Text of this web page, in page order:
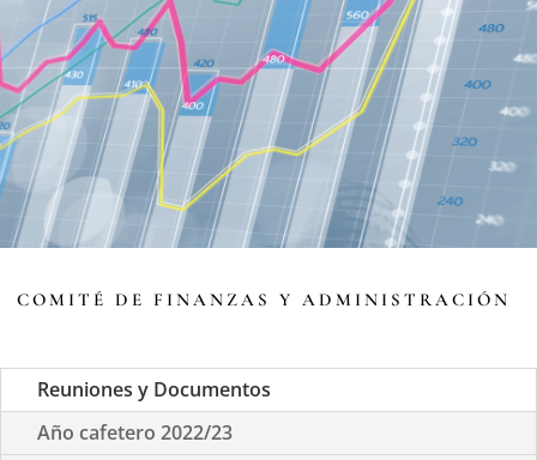
COMITÉ DE FINANZAS Y ADMINISTRACIÓN
Reuniones y Documentos
Año cafetero 2022/23